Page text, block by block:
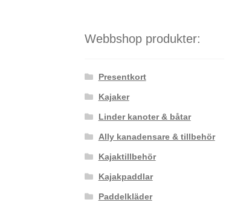
Webbshop produkter:
Presentkort
Kajaker
Linder kanoter & båtar
Ally kanadensare & tillbehör
Kajaktillbehör
Kajakpaddlar
Paddelkläder